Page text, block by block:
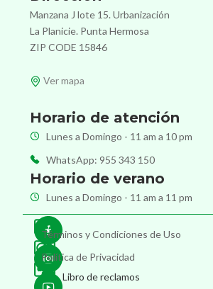
Manzana J lote 15. Urbanización
La Planicie. Punta Hermosa
ZIP CODE 15846
Ver mapa
Horario de atención
Lunes a Domingo - 11 am a 10 pm
WhatsApp: 955 343 150
Horario de verano
Lunes a Domingo - 11 am a 11 pm
Términos y Condiciones de Uso
Política de Privacidad
Libro de reclamos